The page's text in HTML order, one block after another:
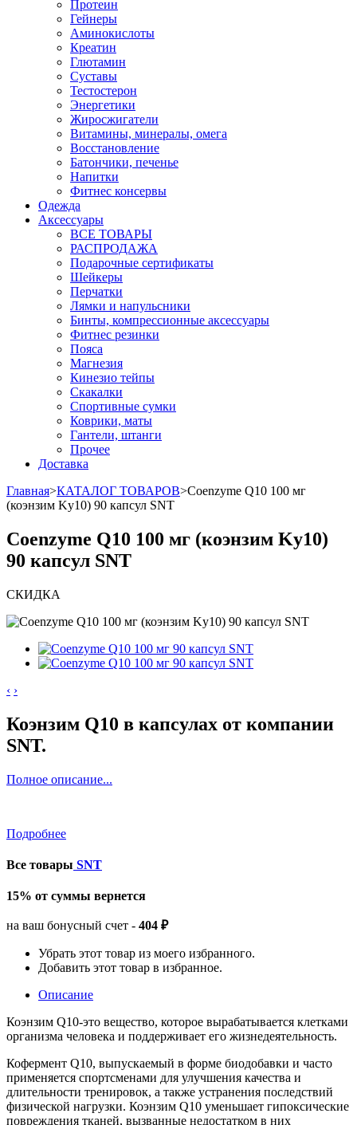
Протеин
Гейнеры
Аминокислоты
Креатин
Глютамин
Суставы
Тестостерон
Энергетики
Жиросжигатели
Витамины, минералы, омега
Восстановление
Батончики, печенье
Напитки
Фитнес консервы
Одежда
Аксессуары
ВСЕ ТОВАРЫ
РАСПРОДАЖА
Подарочные сертификаты
Шейкеры
Перчатки
Лямки и напульсники
Бинты, компрессионные аксессуары
Фитнес резинки
Пояса
Магнезия
Кинезио тейпы
Скакалки
Спортивные сумки
Коврики, маты
Гантели, штанги
Прочее
Доставка
Главная>КАТАЛОГ ТОВАРОВ>Coenzyme Q10 100 мг
(коэнзим Ky10) 90 капсул SNT
Coenzyme Q10 100 мг (коэнзим Ky10)
90 капсул SNT
СКИДКА
‹ ›
Коэнзим Q10 в капсулах от компании
SNT.
Полное описание...
Подробнее
Все товары SNT
15% от суммы вернется
на ваш бонусный счет - 404 ₽
Убрать этот товар из моего избранного.
Добавить этот товар в избранное.
Описание
Коэнзим Q10-это вещество, которое вырабатывается клетками
организма человека и поддерживает его жизнедеятельность.
Кофермент Q10, выпускаемый в форме биодобавки и часто
применяется спортсменами для улучшения качества и
длительности тренировок, а также устранения последствий
физической нагрузки. Коэнзим Q10 уменьшает гипоксические
повреждения тканей, вызванные недостатком в них